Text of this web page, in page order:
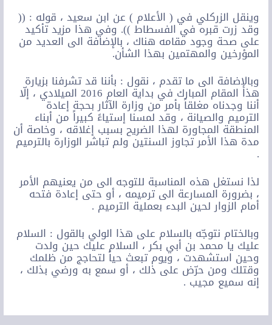
وينقل الزركلي في ( الأعلام ) عن ابن سعيد ، قوله : ((
وقد زرت قبره في الفسطاط )). وفي هذا مزيد تأكيد
على صحة وجود مقامه هناك ، بالإضافة الى العديد من
المؤرخين والمهتمين بهذا الشأن.
وبالإضافة الى ما تقدم ، نقول : بأننا قد تشرفنا بزيارة
هذا المقام المبارك في بداية العام 2016 الميلادي ، إلّا
أننا وجدناه مغلقاً بأمر من وزارة الآثار بحجة إعادة
الترميم والصيانة ، وقد لمسنا إستياءً كبيراً من أبناء
المنطقة المجاورة لهذا الضريح بسبب إغلاقه ، وخاصة أن
مدة هذا الأمر تجاوز السنتين ولم تباشر الوزارة بالترميم
.
لذا نستغل هذه المناسبة للتوجه الى من يعنيهم الأمر
، بضرورة المسارعة الى ترميمه ، أو حتى إعادة فتحه
أمام الزوار لحين البدء بعملية الترميم .
وبالختام نتوجّه بالسلام على هذا الولي بالقول : السلام
عليك يا محمد بن أبي بكر ، السلام عليك حين ولدت
وحين استشهدت ، ويوم تبعث حياً لتحاجج من ظلمك
وقتلك ومن حرّض على ذلك ، أو سمع به ورضي بذلك ،
إنه سميع مجيب .